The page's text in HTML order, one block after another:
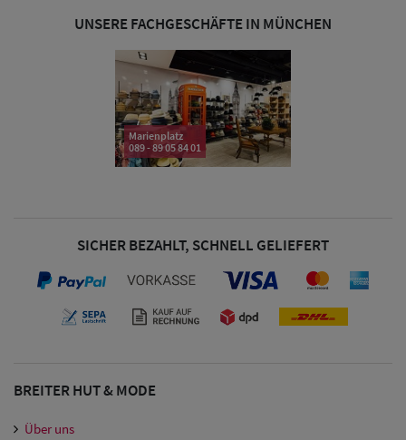
& Visoren
Snapback Caps
Damen Caps
Großgrößen
UNSERE FACHGESCHÄFTE IN MÜNCHEN
Marienplatz
089 - 89 05 84 01
SICHER BEZAHLT, SCHNELL GELIEFERT
BREITER HUT & MODE
Über uns